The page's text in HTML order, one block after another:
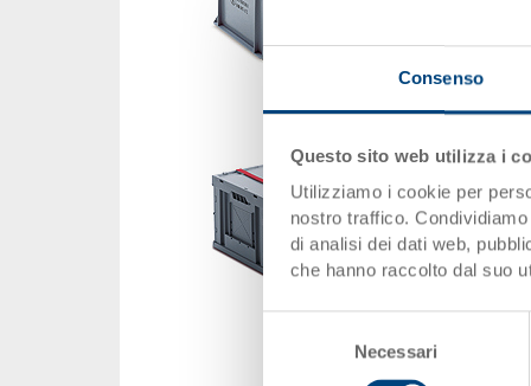
Consenso
Questo sito web utilizza i
Utilizziamo i cookie per
nostro traffico.
di analisi dei dati web,
che hanno raccolto dal suo
Necessari